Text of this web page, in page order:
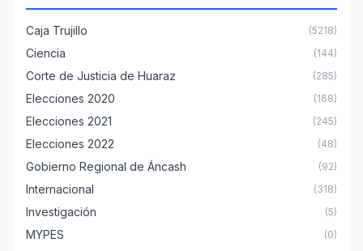
Caja Trujillo (5218)
Ciencia (144)
Corte de Justicia de Huaraz (285)
Elecciones 2020 (168)
Elecciones 2021 (245)
Elecciones 2022 (48)
Gobierno Regional de Áncash (92)
Internacional (318)
Investigación (5)
MYPES (0)